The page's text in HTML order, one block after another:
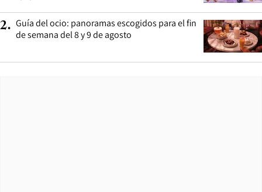
2. Guía del ocio: panoramas escogidos para el fin
de semana del 8 y 9 de agosto